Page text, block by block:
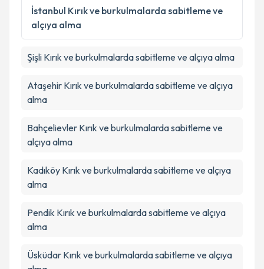
Metni
'ni okudum ve kişisel verilerimin belirtilen
kapsamda işlenmesini kabul ediyorum.
Takvim Talebini Gönder
İstanbul Kırık ve burkulmalarda sabitleme ve
alçıya alma
Şişli Kırık ve burkulmalarda sabitleme ve alçıya alma
Ataşehir Kırık ve burkulmalarda sabitleme ve alçıya
alma
Bahçelievler Kırık ve burkulmalarda sabitleme ve
alçıya alma
Kadıköy Kırık ve burkulmalarda sabitleme ve alçıya
alma
Pendik Kırık ve burkulmalarda sabitleme ve alçıya
alma
Üsküdar Kırık ve burkulmalarda sabitleme ve alçıya